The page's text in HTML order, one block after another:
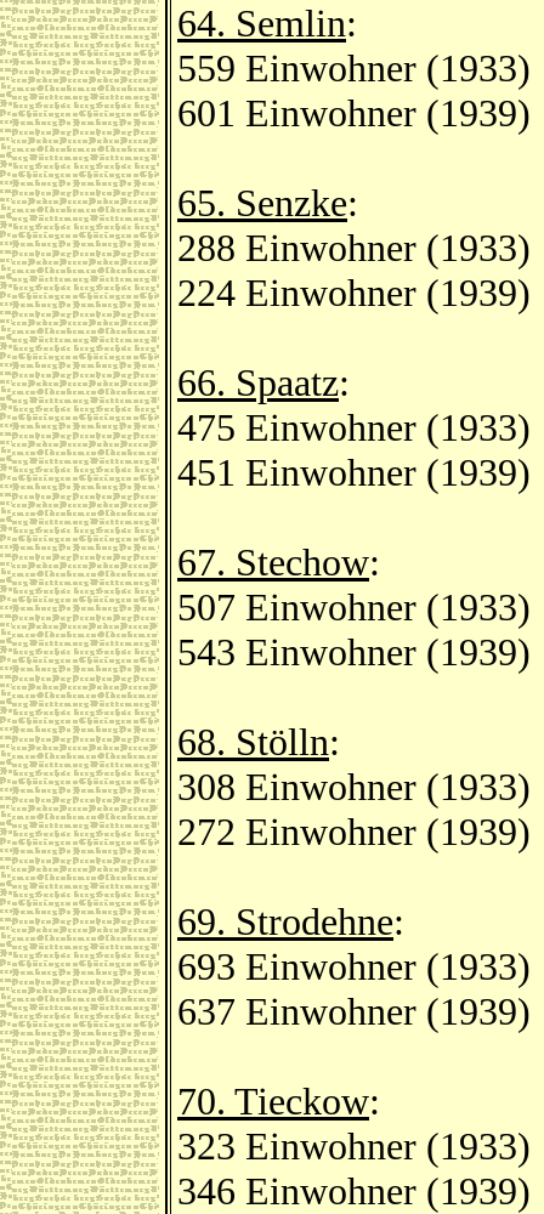
64. Semlin:
559 Einwohner (1933)
601 Einwohner (1939)
65. Senzke:
288 Einwohner (1933)
224 Einwohner (1939)
66. Spaatz:
475 Einwohner (1933)
451 Einwohner (1939)
67. Stechow:
507 Einwohner (1933)
543 Einwohner (1939)
68. Stölln:
308 Einwohner (1933)
272 Einwohner (1939)
69. Strodehne:
693 Einwohner (1933)
637 Einwohner (1939)
70. Tieckow:
323 Einwohner (1933)
346 Einwohner (1939)